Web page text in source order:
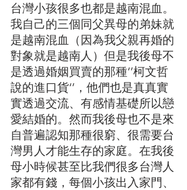
台灣小孩很多也都是越南混血。
我自己的三個同父異母的弟妹就
是越南混血（因為我父親再婚的
對象就是越南人）但是我後母不
是透過婚姻買賣的那種‘’柯文哲
說的進口貨‘’，他們也是真真實
實透過交流、有感情基礎所以戀
愛結婚的。然而我後母也不是來
自普遍認知那種很窮、很需要台
灣男人才能生存的家庭。在我後
母小時候甚至比我們很多台灣人
家都有錢，每個小孩出入家門、